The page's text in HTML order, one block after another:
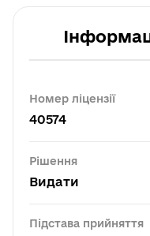
Номер ліцензії
40574
Рішення
Видати
Підстава прийняття